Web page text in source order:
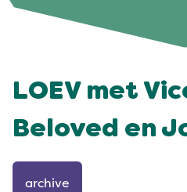
LOEV met
Beloved en
archive